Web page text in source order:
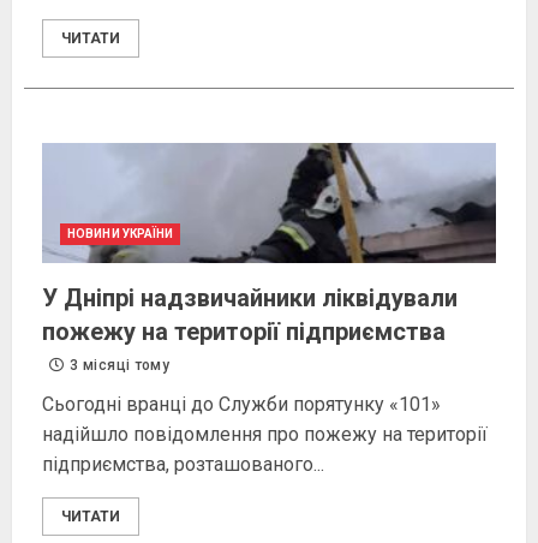
ЧИТАТИ
НОВИНИ УКРАЇНИ
У Дніпрі надзвичайники ліквідували
пожежу на території підприємства
3 місяці тому
Сьогодні вранці до Служби порятунку «101»
надійшло повідомлення про пожежу на території
підприємства, розташованого...
ЧИТАТИ